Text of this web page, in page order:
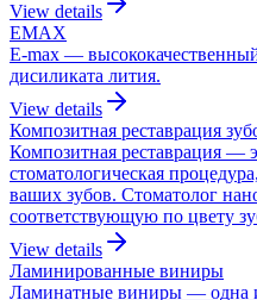
View details
EMAX
E-max —
дисиликата лития.
View details
Композитная реставрация
Композитная реставрация —
стоматологическая
ваших зубов. Стоматолог
соответствующую по цвету
View details
Ламинированные виниры
Ламинатные виниры — одна